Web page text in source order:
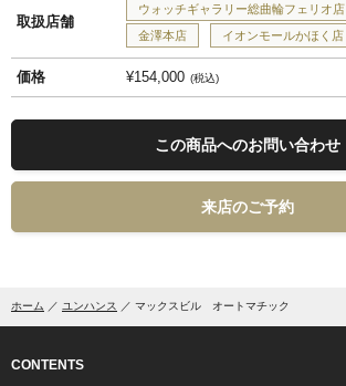
取扱店舗
ウォッチギャラリー総曲輪フェリオ店
金澤本店
イオンモールかほく店
価格 ¥154,000 税込
この商品へのお問い合わせ
来店のご予約
ホーム ユンハンス マックスビル オートマチック
CONTENTS